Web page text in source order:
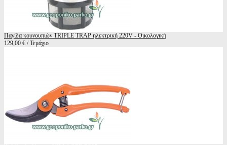
Παγίδα κουνουπιών TRIPLE TRAP ηλεκτρική 220V - Οικολογική
129,00 € / Τεμάχιο